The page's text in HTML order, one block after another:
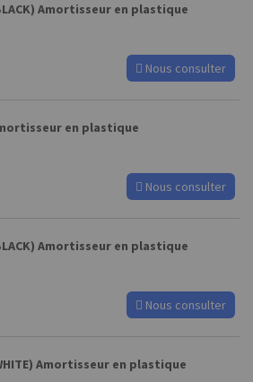
Amortisseur en plastique
Nous consulter
en plastique
Nous consulter
Amortisseur en plastique
Nous consulter
Amortisseur en plastique